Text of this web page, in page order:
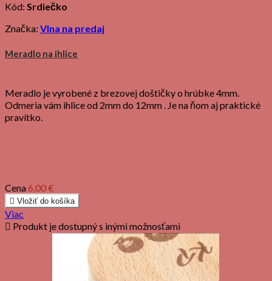
Kód: Srdiečko
Značka: Vlna na predaj
Meradlo na ihlice
Meradlo je vyrobené z brezovej doštičky o hrúbke 4mm.
Odmeria vám ihlice od 2mm do 12mm . Je na ňom aj praktické
pravítko.
Cena6,00 €
 Vložiť do košíka
Viac
 Produkt je dostupný s inými možnosťami